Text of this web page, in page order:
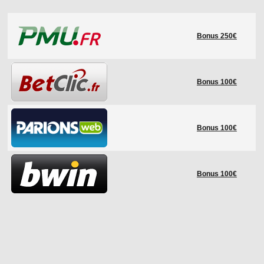
LES STADES
HISTORIQUE
COUPE DES CONFÉDÉRATIONS
Bonus 250€
Bonus 100€
Bonus 100€
Bonus 100€